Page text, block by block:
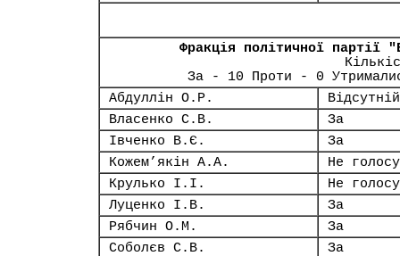
Фракція політичної партії
За - 10 Проти - 0
Абдуллін О.Р.
Відсутній
Власенко С.В.
За
Івченко В.Є.
За
Кожем’якін А.А.
Не
Крулько І.І.
Не
Луценко І.В.
За
Рябчин О.М.
За
Соболєв С.В.
За